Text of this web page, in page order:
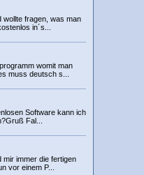
wollte fragen, was man
in´s...
womit man
muss deutsch s...
Software kann ich
Fal...
mir immer die fertigen
vor einem P...